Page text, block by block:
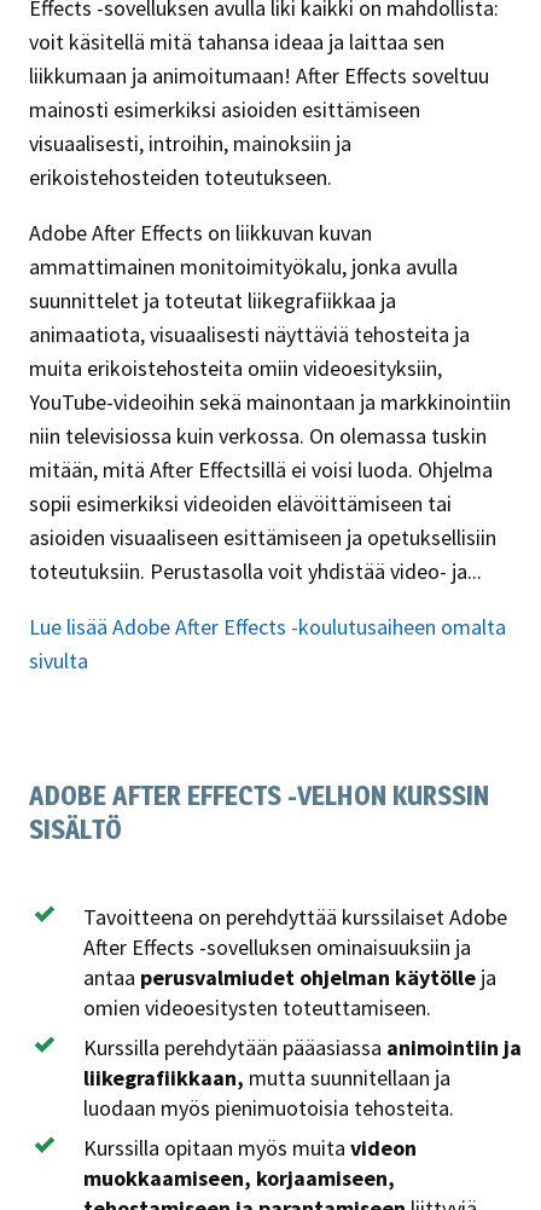
Effects -sovelluksen avulla liki kaikki on mahdollista:
voit käsitellä mitä tahansa ideaa ja laittaa sen
liikkumaan ja animoitumaan! After Effects soveltuu
mainosti esimerkiksi asioiden esittämiseen
visuaalisesti, introihin, mainoksiin ja
erikoistehosteiden toteutukseen.
Adobe After Effects on liikkuvan kuvan
ammattimainen monitoimityökalu, jonka avulla
suunnittelet ja toteutat liikegrafiikkaa ja
animaatiota, visuaalisesti näyttäviä tehosteita ja
muita erikoistehosteita omiin videoesityksiin,
YouTube-videoihin sekä mainontaan ja markkinointiin
niin televisiossa kuin verkossa. On olemassa tuskin
mitään, mitä After Effectsillä ei voisi luoda. Ohjelma
sopii esimerkiksi videoiden elävöittämiseen tai
asioiden visuaaliseen esittämiseen ja opetuksellisiin
toteutuksiin. Perustasolla voit yhdistää video- ja...
Lue lisää Adobe After Effects -koulutusaiheen omalta
sivulta
ADOBE AFTER EFFECTS -VELHON KURSSIN
SISÄLTÖ
Tavoitteena on perehdyttää kurssilaiset Adobe
After Effects -sovelluksen ominaisuuksiin ja
antaa perusvalmiudet ohjelman käytölle ja
omien videoesitysten toteuttamiseen.
Kurssilla perehdytään pääasiassa animointiin ja
liikegrafiikkaan, mutta suunnitellaan ja
luodaan myös pienimuotoisia tehosteita.
Kurssilla opitaan myös muitavideon
muokkaamiseen, korjaamiseen,